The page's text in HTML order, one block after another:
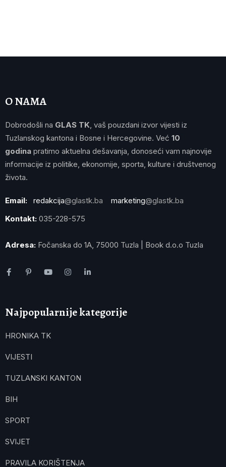
O NAMA
Dobrodošli na GLAS TK , vaš pouzdani izvor vijesti iz
Tuzlanskog kantona i Bosne i Hercegovine. Već 10
godina pratimo aktuelna dešavanja, donoseći vam najnovije
informacije iz politike, ekonomije, sporta, kulture i društvenog
života.
Email: redakcija@glastk.ba marketing@glastk.ba
Kontakt: 035-228-575
Adresa: Fočanska do 1A, 75000 Tuzla | Book d.o.o Tuzla
Najpopularnije kategorije
HRONIKA TK
VIJESTI
TUZLANSKI KANTON
BIH
SPORT
SVIJET
PRAVILA KORIŠTENJA